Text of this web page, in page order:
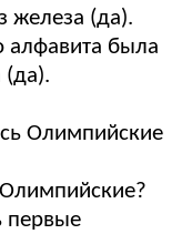
железа (да).
алфавита была
(да).
Олимпийские
первые